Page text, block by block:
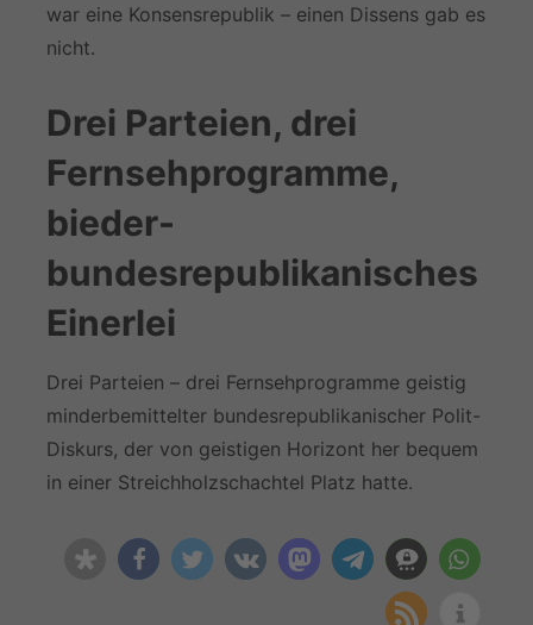
war eine Konsensrepublik – einen Dissens gab es
nicht.
Drei Parteien, drei
Fernsehprogramme,
bieder-
bundesrepublikanisches
Einerlei
Drei Parteien – drei Fernsehprogramme geistig
minderbemittelter bundesrepublikanischer Polit-
Diskurs, der von geistigen Horizont her bequem
in einer Streichholzschachtel Platz hatte.